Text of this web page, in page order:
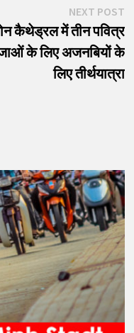
NEXT POST
कैथेड्रल में तीन पवित्र
के लिए अजनबियों के
लिए तीर्थयात्रा